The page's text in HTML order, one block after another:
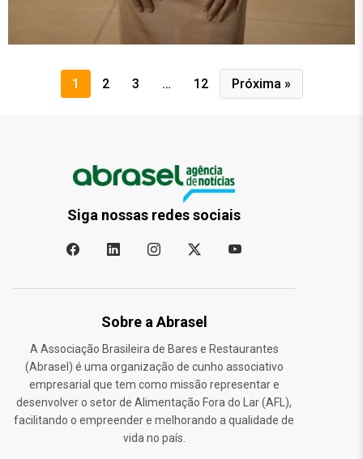
1 2 3 … 12 Próxima »
Siga nossas redes sociais
Sobre a Abrasel
A Associação Brasileira de Bares e Restaurantes
(Abrasel) é uma organização de cunho associativo
empresarial que tem como missão representar e
desenvolver o setor de Alimentação Fora do Lar (AFL),
facilitando o empreender e melhorando a qualidade de
vida no país.